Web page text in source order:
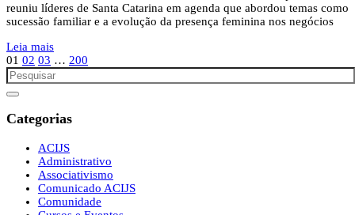
reuniu líderes de Santa Catarina em agenda que abordou temas como
sucessão familiar e a evolução da presença feminina nos negócios
Leia mais
01 02 03 … 200
Categorias
ACIJS
Administrativo
Associativismo
Comunicado ACIJS
Comunidade